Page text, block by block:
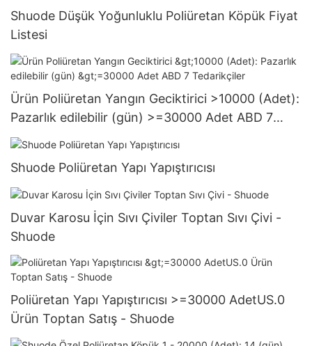
Shuode Düşük Yoğunluklu Poliüretan Köpük Fiyat
Listesi
Ürün Poliüretan Yangın Geciktirici >10000 (Adet):
Pazarlık edilebilir (gün) >=30000 Adet ABD 7
Tedarikçiler
Shuode Poliüretan Yapı Yapıştırıcısı
Duvar Karosu İçin Sıvı Çiviler Toptan Sıvı Çivi -
Shuode
Poliüretan Yapı Yapıştırıcısı >=30000 AdetUS.0
Ürün Toptan Satış - Shuode